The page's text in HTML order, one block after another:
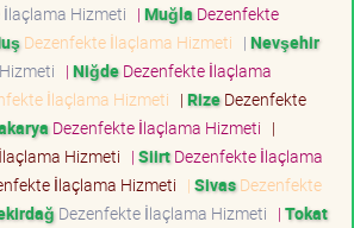
Hizmeti | Muğla Dezenfekte
Dezenfekte İlaçlama Hizmeti | Nevşehir
| NiğdeDezenfekte İlaçlama
İlaçlama Hizmeti | RizeDezenfekte
Dezenfekte İlaçlama Hizmeti |
Hizmeti | SiirtDezenfekte İlaçlama
İlaçlama Hizmeti | SivasDezenfekte
Dezenfekte İlaçlama Hizmeti | Tokat